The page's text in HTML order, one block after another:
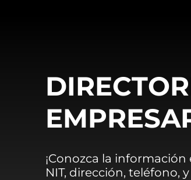
¡Conozca la
NIT, dirección, teléfono,